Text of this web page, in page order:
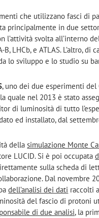
che utilizzano fasci di
principalmente in due
l’attività svolta all’interno
LHCb, e ATLAS. L’altro,
lo sviluppo e lo studio su
, uno dei due esperimenti del
quale nel 2013 è stato
di luminosità di tutto
ed installato, dal
dellasimulazione Monte
LUCID. Si è poi occupata
sulla scheda di
Dal novembre
dell’analisi dei dati raccolti
del fascio di protoni
di due analisi,la